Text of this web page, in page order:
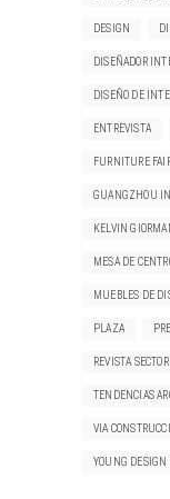
DESIGN
DISEÑADOR
DISEÑO DE
ENTREVISTA
FURNITURE
GUANGZHOU
KELVIN
MESA DE
MUEBLES DE
PLAZA
REVISTA
TENDENCIAS
VIA
YOUNG DESIGN